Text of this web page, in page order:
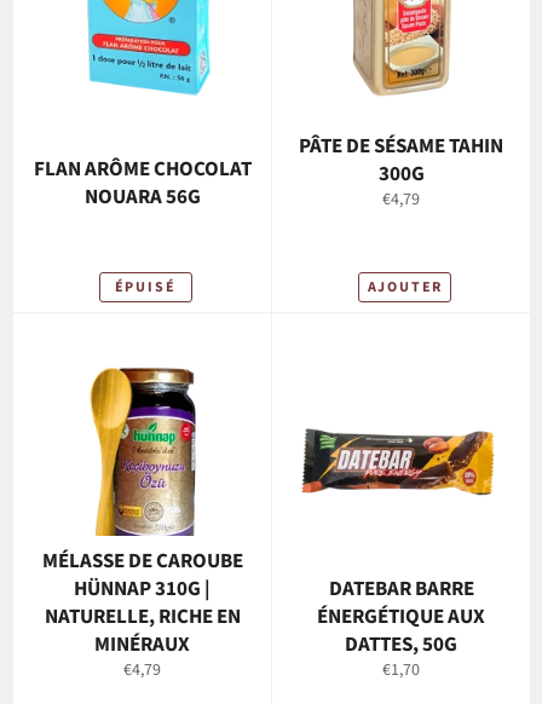
FLAN ARÔME CHOCOLAT
NOUARA 56G
ÉPUISÉ
PÂTE DE SÉSAME TAHIN
300G
Prix
€4,79
AJOUTER
MÉLASSE DE CAROUBE
HÜNNAP 310G |
NATURELLE, RICHE EN
MINÉRAUX
Prix
€4,79
DATEBAR BARRE
ÉNERGÉTIQUE AUX
DATTES, 50G
Prix
€1,70